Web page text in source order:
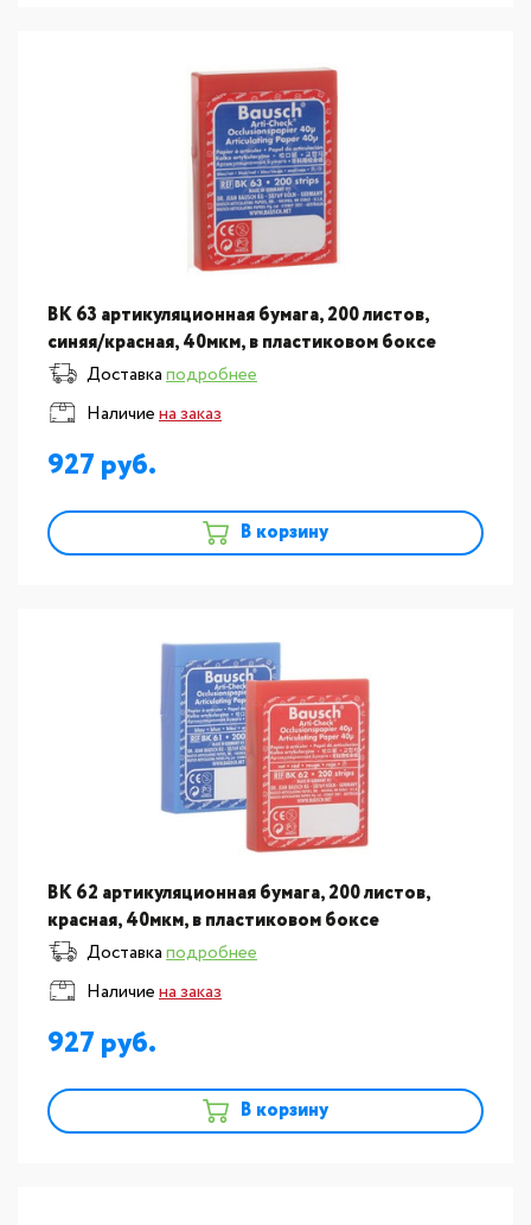
BK 63 артикуляционная бумага, 200 листов,
синяя/красная, 40мкм, в пластиковом боксе
Доставкаподробнее
Наличиена заказ
927
В корзину
BK 62 артикуляционная бумага, 200 листов,
красная, 40мкм, в пластиковом боксе
Доставкаподробнее
Наличиена заказ
927
В корзину